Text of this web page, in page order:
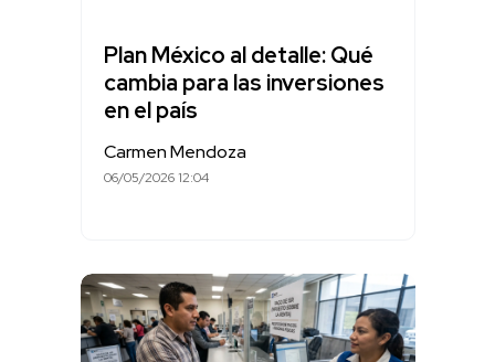
Plan México al detalle: Qué
cambia para las inversiones
en el país
Carmen Mendoza
06/05/2026 12:04